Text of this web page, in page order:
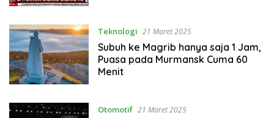
Teknologi 21 Maret 2025
Subuh ke Magrib hanya saja 1 Jam,
Puasa pada Murmansk Cuma 60
Menit
Otomotif 21 Maret 2025